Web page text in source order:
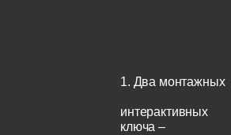
1. Два монтажных
интерактивных
ключа –